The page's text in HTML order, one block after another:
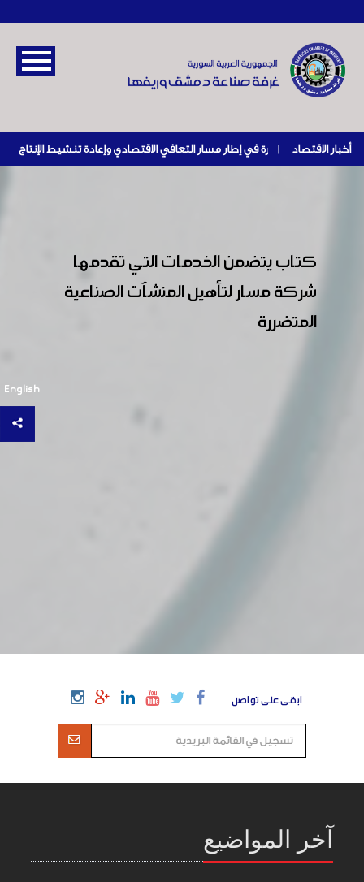
أخبار الاقتصاد |
English
كتاب يتضمن الخدمات التي تقدمها
شركة مسار لتأهيل المنشآت الصناعية
المتضررة
ابقى على تواصل
آخر المواضيع